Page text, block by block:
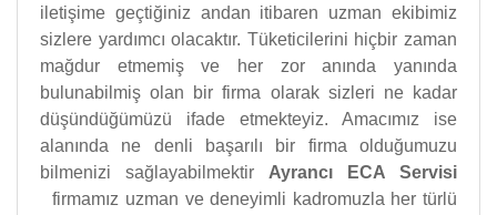
iletişime geçtiğiniz andan itibaren uzman ekibimiz
sizlere yardımcı olacaktır. Tüketicilerini hiçbir zaman
mağdur etmemiş ve her zor anında yanında
bulunabilmiş olan bir firma olarak sizleri ne kadar
düşündüğümüzü ifade etmekteyiz. Amacımız ise
alanında ne denli başarılı bir firma olduğumuzu
bilmenizi sağlayabilmektir Ayrancı ECA Servisi
firmamız uzman ve deneyimli kadromuzla her türlü